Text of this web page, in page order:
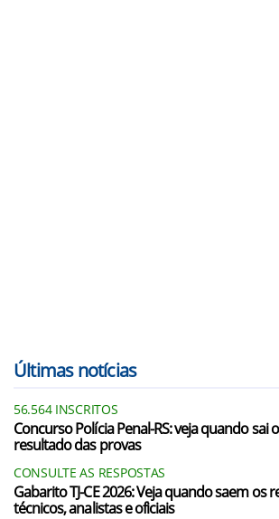
Últimas notícias
56.564 INSCRITOS
Concurso Polícia Penal-RS: veja quando sai
resultado das provas
CONSULTE AS RESPOSTAS
Gabarito TJ-CE 2026: Veja quando saem os
técnicos, analistas e oficiais